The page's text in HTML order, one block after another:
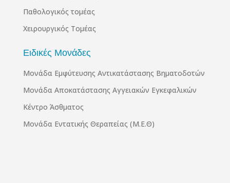
Παθολογικός τομέας
Χειρουργικός Τομέας
Ειδικές Μονάδες
Μονάδα Εμφύτευσης Αντικατάστασης Βηματοδοτών
Μονάδα Αποκατάστασης Αγγειακών Εγκεφαλικών
Κέντρο Άσθματος
Μονάδα Εντατικής Θεραπείας (Μ.Ε.Θ)